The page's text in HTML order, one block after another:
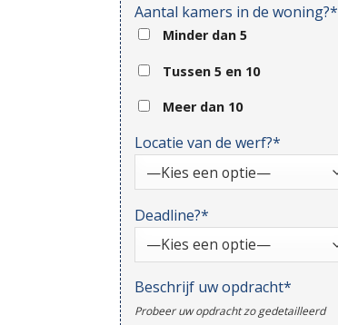
Aantal kamers in de woning?*
Minder dan 5
Tussen 5 en 10
Meer dan 10
Locatie van de werf?*
Deadline?*
Beschrijf uw opdracht*
Probeer uw opdracht zo gedetailleerd